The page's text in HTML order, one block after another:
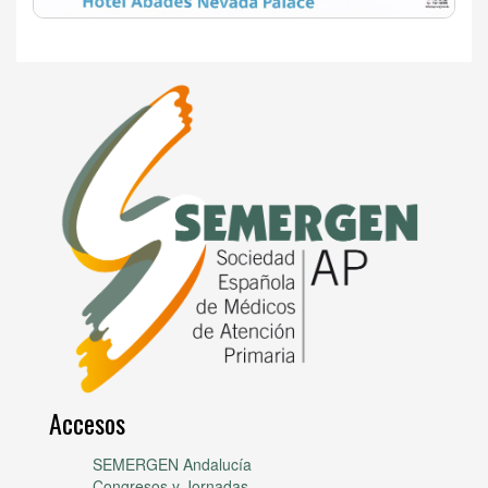
Accesos
SEMERGEN Andalucía